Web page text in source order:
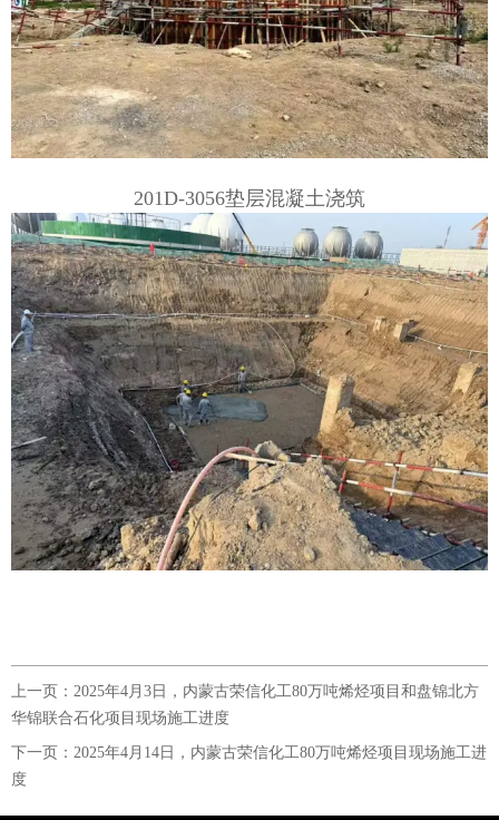
201D-3056垫层混凝土浇筑
上一页： 2025年4月3日，内蒙古荣信化工80万吨烯烃项目和盘锦北方
华锦联合石化项目现场施工进度
下一页： 2025年4月14日，内蒙古荣信化工80万吨烯烃项目现场施工进
度